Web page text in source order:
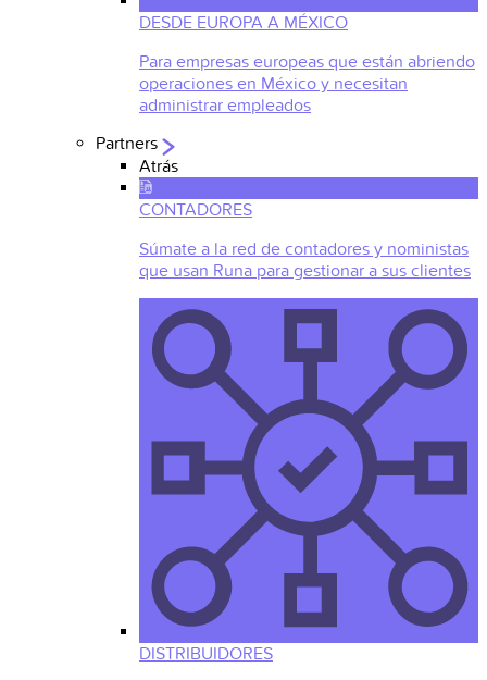
DESDE EUROPA A MÉXICO
Para empresas europeas que están abriendo
operaciones en México y necesitan
administrar empleados
Partners
Atrás
CONTADORES
Súmate a la red de contadores y noministas
que usan Runa para gestionar a sus clientes
DISTRIBUIDORES